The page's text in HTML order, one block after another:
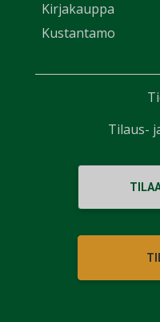
Kirjakauppa
Kustantamo
Tilaus-